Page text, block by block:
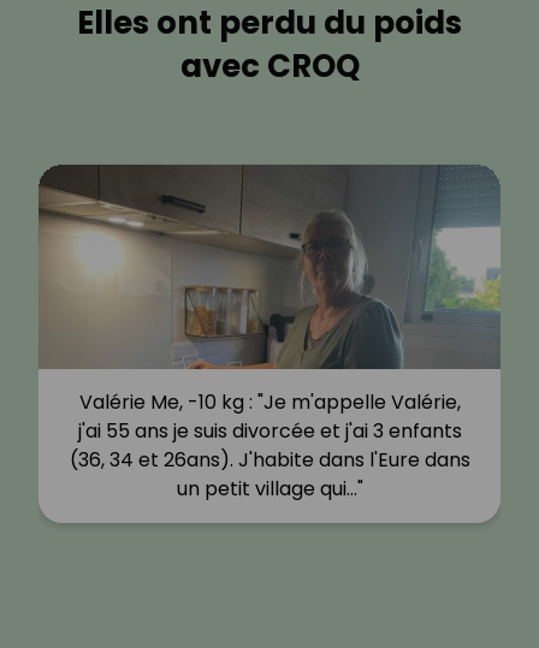
Elles ont perdu du poids
avec CROQ
Valérie Me, -10 kg : "Je m'appelle Valérie,
j'ai 55 ans je suis divorcée et j'ai 3 enfants
(36, 34 et 26ans). J'habite dans l'Eure dans
un petit village qui…"